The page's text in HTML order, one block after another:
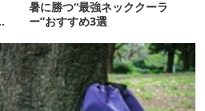
暑に勝つ“最強ネッククーラ
ー”おすすめ3選